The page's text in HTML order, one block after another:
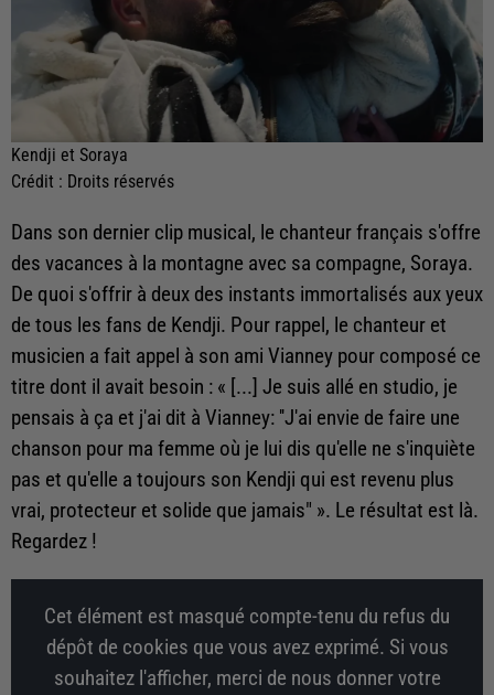
Kendji et Soraya
Crédit : Droits réservés
Dans son dernier clip musical, le chanteur français s'offre
des vacances à la montagne avec sa compagne, Soraya.
De quoi s'offrir à deux des instants immortalisés aux yeux
de tous les fans de Kendji. Pour rappel, le chanteur et
musicien a fait appel à son ami Vianney pour composé ce
titre dont il avait besoin : « [...] Je suis allé en studio, je
pensais à ça et j'ai dit à Vianney: ''J'ai envie de faire une
chanson pour ma femme où je lui dis qu'elle ne s'inquiète
pas et qu'elle a toujours son Kendji qui est revenu plus
vrai, protecteur et solide que jamais" ». Le résultat est là.
Regardez !
Cet élément est masqué compte-tenu du refus du
dépôt de cookies que vous avez exprimé. Si vous
souhaitez l'afficher, merci de nous donner votre